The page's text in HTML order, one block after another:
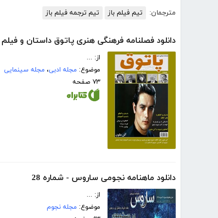
مترجمان: تیم فیلم باز تیم ترجمه فیلم باز
دانلود فصلنامه فرهنگی هنری پاتوق داستان و فیلم
از: ...
موضوع: مجله ادبی، مجله سینمایی
۷۳ صفحه
دانلود ماهنامه نجومی ساروس - شماره 28
از: ...
موضوع: مجله نجوم